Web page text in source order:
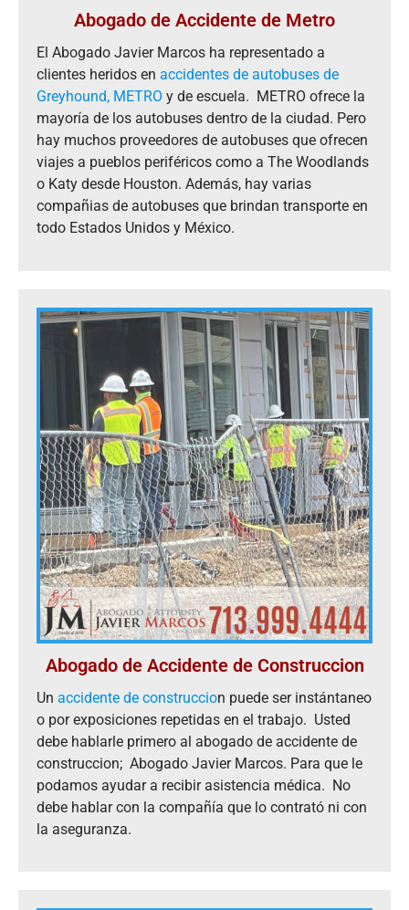
Abogado de Accidente de Metro
El Abogado Javier Marcos ha representado a
clientes heridos en accidentes de autobuses de
Greyhound, METRO y de escuela. METRO ofrece la
mayoría de los autobuses dentro de la ciudad. Pero
hay muchos proveedores de autobuses que ofrecen
viajes a pueblos periféricos como a The Woodlands
o Katy desde Houston. Además, hay varias
compañias de autobuses que brindan transporte en
todo Estados Unidos y México.
Abogado de Accidente de Construccion
Un accidente de construccion puede ser instántaneo
o por exposiciones repetidas en el trabajo. Usted
debe hablarle primero al abogado de accidente de
construccion; Abogado Javier Marcos. Para que le
podamos ayudar a recibir asistencia médica. No
debe hablar con la compañía que lo contrató ni con
la aseguranza.